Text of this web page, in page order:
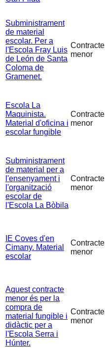
Subministrament
de material
escolar. Per a
l'Escola Fray Luis
de León de Santa
Coloma de
Gramenet.
Contracte
menor
Escola La
Maquinista.
Material d'oficina i
escolar fungible
Contracte
menor
Subministrament
de material per a
l'ensenyament i
l'organització
escolar de
l'Escola La Bòbila
Contracte
menor
IE Coves d'en
Cimany. Material
escolar
Contracte
menor
Aquest contracte
menor és per la
compra de
material fungible i
didàctic per a
l'Escola Serra i
Húnter.
Contracte
menor